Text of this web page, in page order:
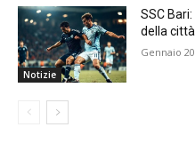
Notizie
SSC
della
Gennaio